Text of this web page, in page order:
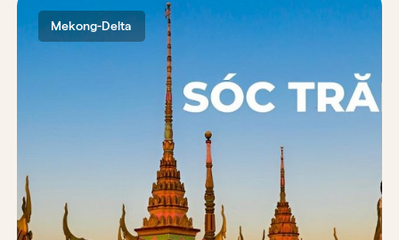
Mekong-Delta